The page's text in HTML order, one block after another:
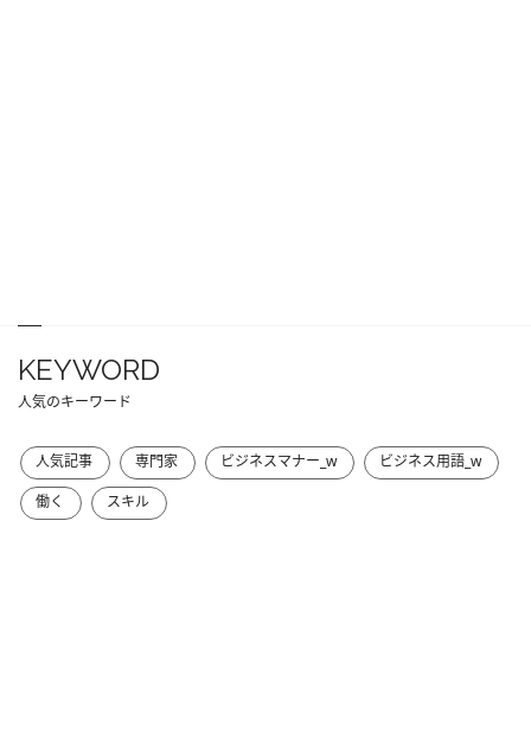
KEYWORD
人気のキーワード
人気記事 専門家 ビジネスマナー_w
ビジネス用語_w
働く
スキル